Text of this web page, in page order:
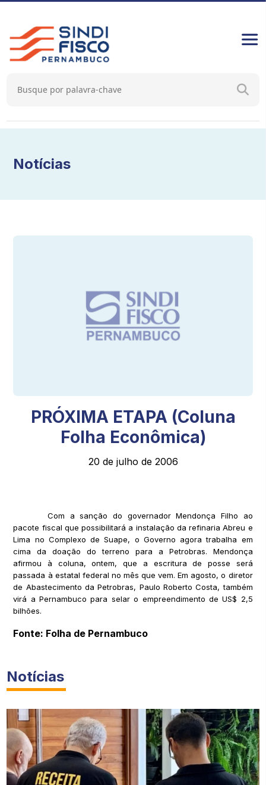
Notícias
PRÓXIMA ETAPA (Coluna
Folha Econômica)
20 de julho de 2006
Com a sanção do governador Mendonça Filho ao
pacote fiscal que possibilitará a instalação da refinaria Abreu e
Lima no Complexo de Suape, o Governo agora trabalha em
cima da doação do terreno para a Petrobras. Mendonça
afirmou à coluna, ontem, que a escritura de posse será
passada à estatal federal no mês que vem. Em agosto, o diretor
de Abastecimento da Petrobras, Paulo Roberto Costa, também
virá a Pernambuco para selar o empreendimento de US$ 2,5
bilhões.
Fonte: Folha de Pernambuco
Notícias